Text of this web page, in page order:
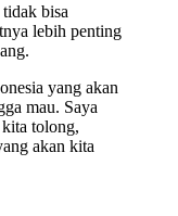
bisa
lebih penting
yang akan
mau. Saya
tolong,
akan kita